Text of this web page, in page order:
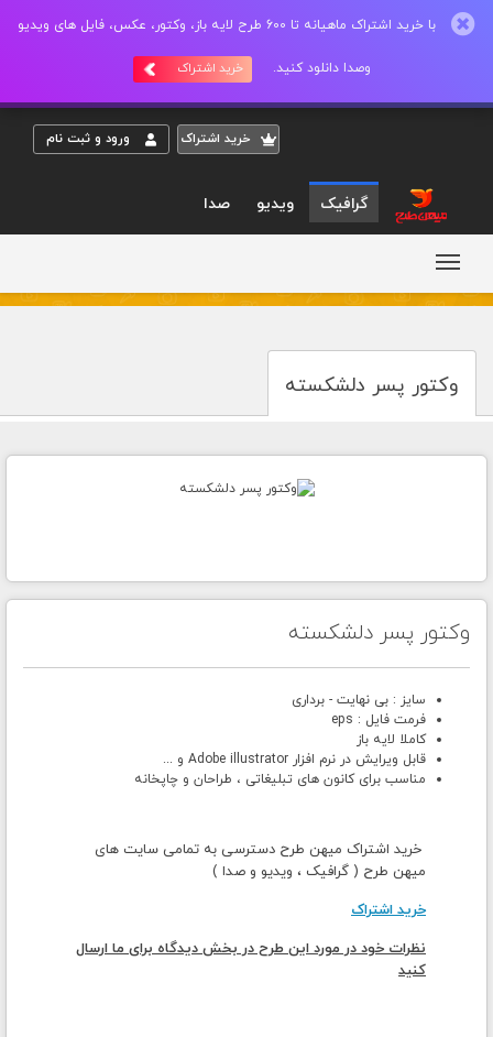
با خرید اشتراک ماهیانه تا 600 طرح لایه باز، وکتور، عکس، فایل های ویدیو
وصدا دانلود کنید. خرید اشتراک
خريد اشتراک ورود و ثبت نام
گرافیک ویدیو صدا
وکتور پسر دلشکسته
وکتور پسر دلشکسته
سایز : بی نهایت - برداری
فرمت فایل : eps
کاملا لایه باز
قابل ویرایش در نرم افزار Adobe illustrator و ...
مناسب برای کانون های تبلیغاتی ، طراحان و چاپخانه
خرید اشتراک میهن طرح دسترسی به تمامی سایت های
میهن طرح ( گرافیک ، ویدیو و صدا )
خرید اشتراک
نظرات خود در مورد این طرح در بخش دیدگاه برای ما ارسال
کنید